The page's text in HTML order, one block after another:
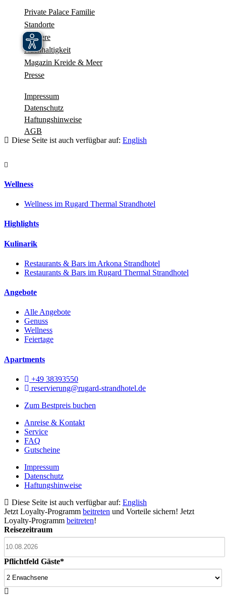
Private Palace Familie
Standorte
Karriere
Nachhaltigkeit
Magazin Kreide & Meer
Presse
Impressum
Datenschutz
Haftungshinweise
AGB
Diese Seite ist auch verfügbar auf: English
Wellness
Wellness im Rugard Thermal Strandhotel
Highlights
Kulinarik
Restaurants & Bars im Arkona Strandhotel
Restaurants & Bars im Rugard Thermal Strandhotel
Angebote
Alle Angebote
Genuss
Wellness
Feiertage
Apartments
+49 38393550
reservierung@rugard-strandhotel.de
Zum Bestpreis buchen
Anreise & Kontakt
Service
FAQ
Gutscheine
Impressum
Datenschutz
Haftungshinweise
Diese Seite ist auch verfügbar auf: English
Jetzt Loyalty-Programm beitreten und Vorteile sichern! Jetzt
Loyalty-Programm beitreten!
Reisezeitraum
Pflichtfeld Gäste*